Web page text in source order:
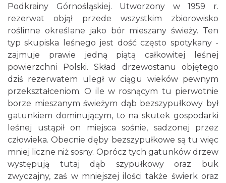
Podkrainy Górnośląskiej. Utworzony w 1959 r.
rezerwat objął przede wszystkim zbiorowisko
roślinne określane jako bór mieszany świeży. Ten
typ skupiska leśnego jest dość często spotykany -
zajmuje prawie jedną piątą całkowitej leśnej
powierzchni Polski. Skład drzewostanu objętego
dziś rezerwatem uległ w ciągu wieków pewnym
przekształceniom. O ile w rosnącym tu pierwotnie
borze mieszanym świeżym dąb bezszypułkowy był
gatunkiem dominującym, to na skutek gospodarki
leśnej ustąpił on miejsca sośnie, sadzonej przez
człowieka. Obecnie dęby bezszypułkowe są tu więc
mniej liczne niż sosny. Oprócz tych gatunków drzew
występują tutaj dąb szypułkowy oraz buk
zwyczajny, zaś w mniejszej ilości także świerk oraz